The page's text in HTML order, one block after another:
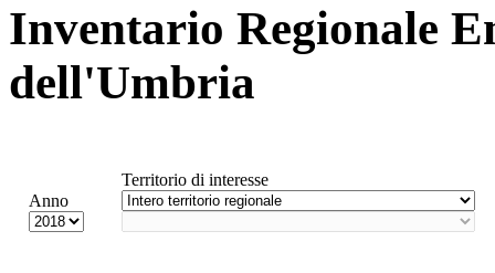
Inventario Regionale
dell'Umbria
Anno
Territorio di interesse